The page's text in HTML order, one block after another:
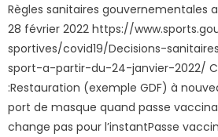
Règles sanitaires gouvernementales
28 février 2022 https://
sportives/covid19/Decisions-
sport-a-partir-du-24-janvier-2022/
:Restauration (exemple GDF) à
port de masque quand passe
change pas pour l’instantPasse